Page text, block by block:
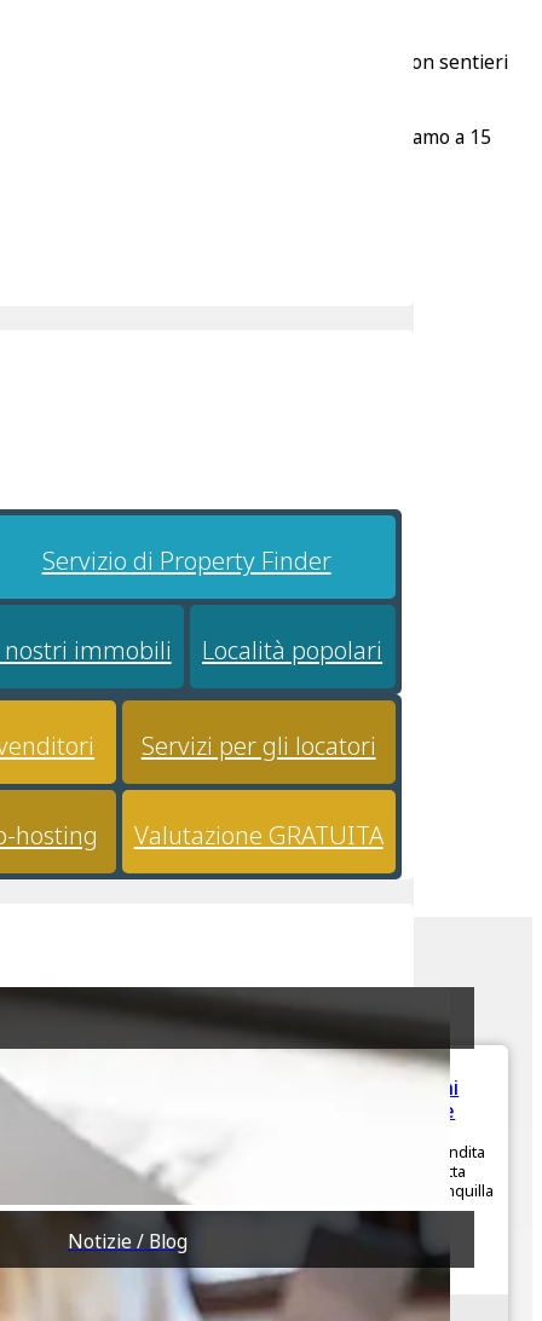
Servizio di Property Finder
immobili Località popolari
Servizi per gli locatori
hosting Valutazione GRATUITA
Notizie / Blog
e campi sportivi.
dei Sette Fratelli, ideale per fare trekking con sentieri
il cervo. Le meravigliose spiagge le troviamo a 15
TRATTATIVA
1
Villetta a pochi
passi dal mare
Proponiamo in vendita
una graziosa villetta
immersa nella tranquilla
località ...